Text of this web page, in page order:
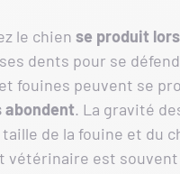
le chien se produit
dents pour se
fouines peuvent se
abondent. La gravité
de la fouine et du
vétérinaire est